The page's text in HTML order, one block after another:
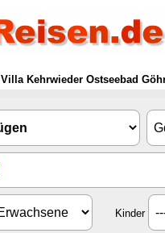
Villa Kehrwieder Ostseebad
Kinder